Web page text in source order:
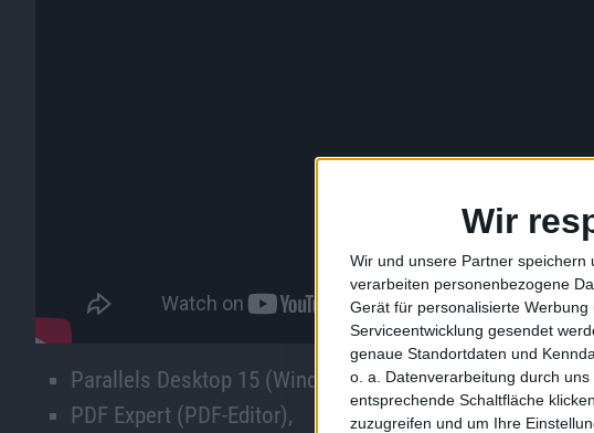
Wir
Wir und unsere Partner
verarbeiten personenbezogene
Gerät für personalisierte
Serviceentwicklung gesendet
genaue Standortdaten und
o. a. Datenverarbeitung durch
entsprechende Schaltfläche
zuzugreifen und um Ihre
Parallels Desktop 15 (Windows auf dem Mac und mehr),
PDF Expert (PDF-Editor),